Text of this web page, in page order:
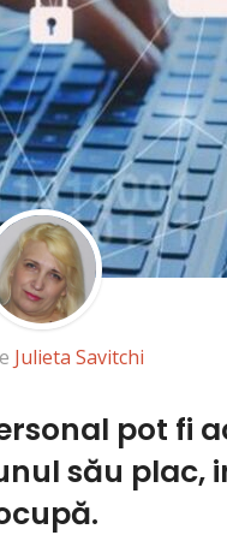
Julieta Savitchi
pot fi
său plac,